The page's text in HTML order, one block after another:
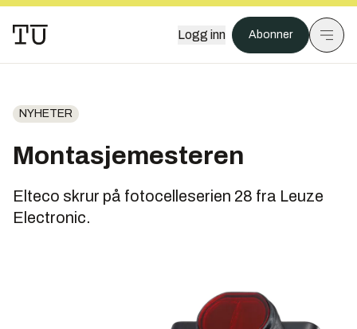
Logg inn Abonner
NYHETER
Montasjemesteren
Elteco skrur på fotocelleserien 28 fra Leuze
Electronic.